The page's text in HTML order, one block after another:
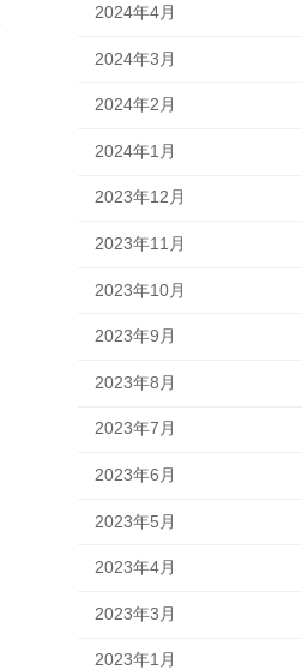
2024年4月
2024年3月
2024年2月
2024年1月
2023年12月
2023年11月
2023年10月
2023年9月
2023年8月
2023年7月
2023年6月
2023年5月
2023年4月
2023年3月
2023年1月